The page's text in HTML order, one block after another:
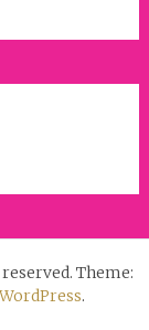
Theme:
WordPress.